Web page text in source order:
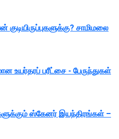
குடியிருப்புகளுக்கு? சாமிமலை
உயர்தரப் பரீட்சை - பேருந்துகள்
ஸ்கேனர் இயந்திரங்கள் –